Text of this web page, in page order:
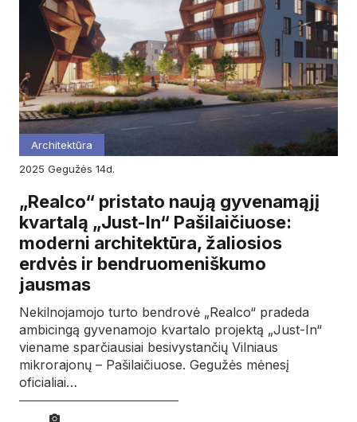
Architektūra
2025
gegužės 14d.
„Realco“ pristato naują gyvenamąjį
kvartalą „Just-In“ Pašilaičiuose:
moderni architektūra, žaliosios
erdvės ir bendruomeniškumo
jausmas
Nekilnojamojo turto bendrovė „Realco“ pradeda
ambicingą gyvenamojo kvartalo projektą „Just-In“
viename sparčiausiai besivystančių Vilniaus
mikrorajonų – Pašilaičiuose. Gegužės mėnesį
oficialiai…